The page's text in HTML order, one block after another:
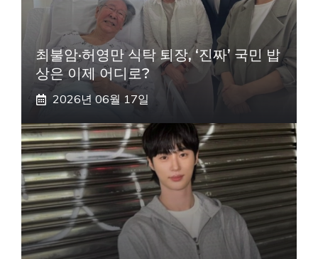
최불암·허영만 식탁 퇴장, ‘진짜’ 국민 밥
상은 이제 어디로?
2026년 06월 17일